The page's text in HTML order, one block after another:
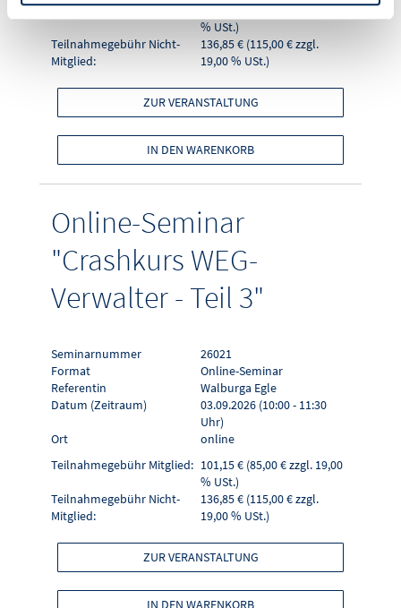
Teilnahmegebühr Mitglied: 101,15 € (85,00 € zzgl. 19,00
% USt.)
Teilnahmegebühr Nicht-
Mitglied:
136,85 € (115,00 € zzgl.
19,00 % USt.)
ZUR VERANSTALTUNG
IN DEN WARENKORB
Online-Seminar
"Crashkurs WEG-
Verwalter - Teil 3"
Seminarnummer
26021
Format
Online-Seminar
Referentin
Walburga Egle
Datum (Zeitraum)
03.09.2026 (10:00 - 11:30
Uhr)
Ort
online
Teilnahmegebühr Mitglied: 101,15 € (85,00 € zzgl. 19,00
% USt.)
Teilnahmegebühr Nicht-
Mitglied:
136,85 € (115,00 € zzgl.
19,00 % USt.)
ZUR VERANSTALTUNG
IN DEN WARENKORB